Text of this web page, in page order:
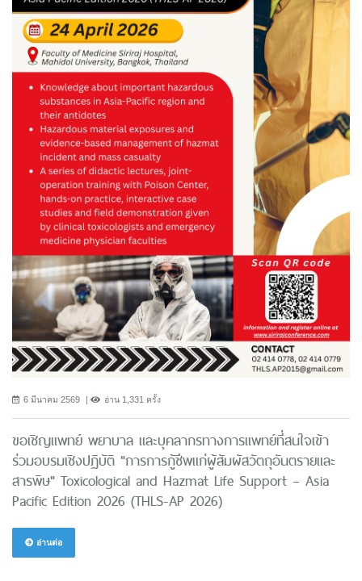
6 มีนาคม 2569 อ่าน 1,331 ครั้ง
ขอเชิญแพทย์ พยาบาล และบุคลากรทางการแพทย์ที่สนใจเข้า
ร่วมอบรมเชิงปฏิบัติ "การการกู้ชีพแก่ผู้สัมผัสวัตถุอันตรายและ
สารพิษ" Toxicological and Hazmat Life Support – Asia
Pacific Edition 2026 (THLS-AP 2026)
อ่านต่อ